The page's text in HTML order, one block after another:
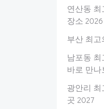
연산동 최
장소 2026
부산 최고
남포동
바로 만나
광안리 최
곳 2027